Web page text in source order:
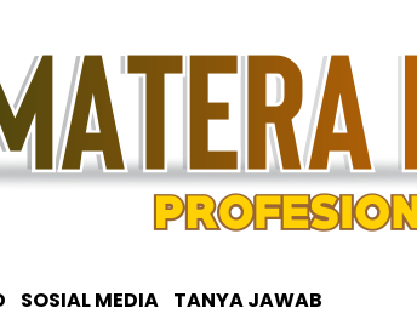
SOSIAL MEDIA TANYA JAWAB